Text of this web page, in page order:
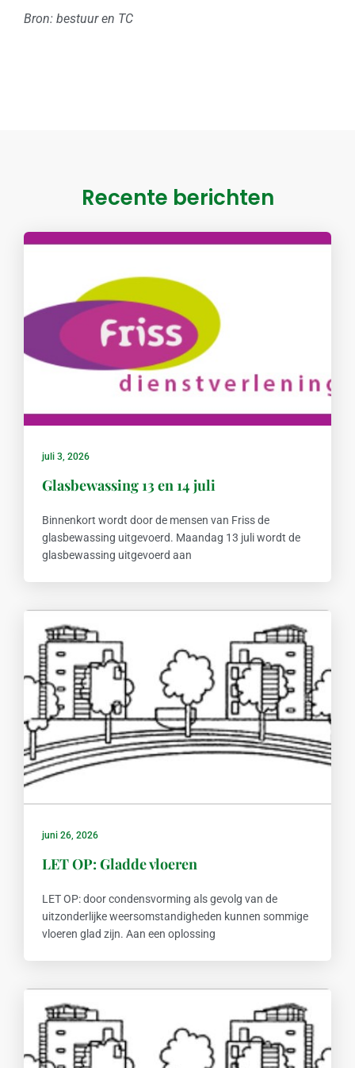
Bron: bestuur en TC
Recente berichten
juli 3, 2026
Glasbewassing 13 en 14 juli
Binnenkort wordt door de mensen van Friss de
glasbewassing uitgevoerd. Maandag 13 juli wordt de
glasbewassing uitgevoerd aan
juni 26, 2026
LET OP: Gladde vloeren
LET OP: door condensvorming als gevolg van de
uitzonderlijke weersomstandigheden kunnen sommige
vloeren glad zijn. Aan een oplossing